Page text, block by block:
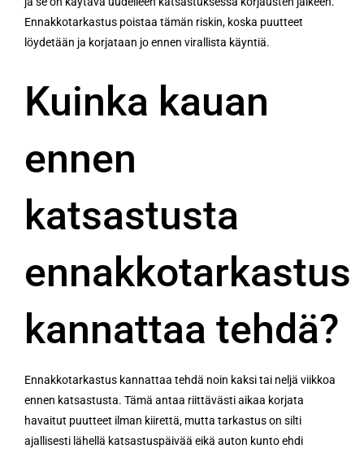
Ennakkotarkastus poistaa tämän riskin, koska puutteet
löydetään ja korjataan jo ennen virallista käyntiä.
Kuinka kauan
ennen
katsastusta
ennakkotarkastus
kannattaa tehdä?
Ennakkotarkastus kannattaa tehdä noin kaksi tai neljä viikkoa
ennen katsastusta. Tämä antaa riittävästi aikaa korjata
havaitut puutteet ilman kiirettä, mutta tarkastus on silti
ajallisesti lähellä katsastuspäivää eikä auton kunto ehdi